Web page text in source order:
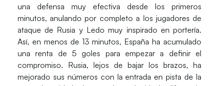
una defensa muy efectiva desde los primeros
minutos, anulando por completo a los jugadores de
ataque de Rusia y Ledomuy inspirado en portería.
Así, en menos de 13 minutos, España ha acumulado
una renta de 5 goles para empezar a definir el
compromiso. Rusia, lejos de bajar los brazos, ha
mejorado sus números con la entrada en pista de la